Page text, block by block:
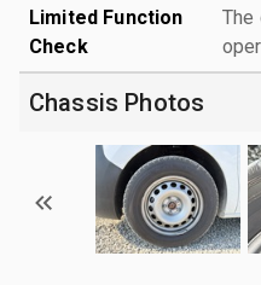
Limited Function
Check
The
Chassis Photos